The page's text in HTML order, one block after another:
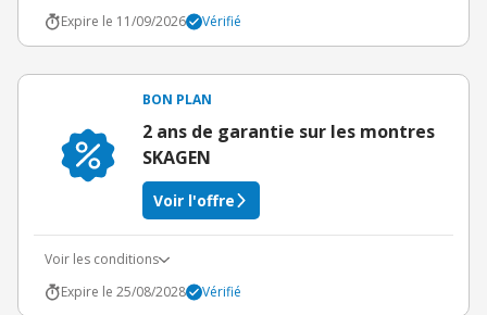
Expire le 11/09/2026
Vérifié
BON PLAN
2 ans de garantie sur les montres
SKAGEN
Voir l'offre
Voir les conditions
Expire le 25/08/2028
Vérifié